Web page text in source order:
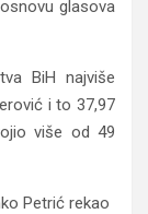
glasova
BiH najviše
i to 37,97
više od 49
Petrić rekao